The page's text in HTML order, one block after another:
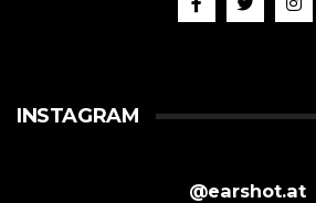
INSTAGRAM
@earshot.at